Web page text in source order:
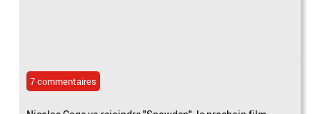
7 commentaires